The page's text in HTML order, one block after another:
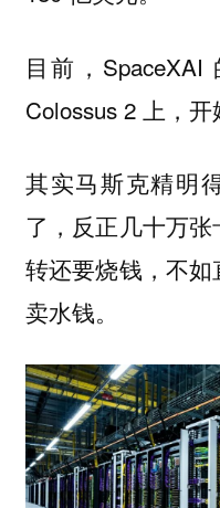
目前，
Colossus 2 上，开
其实马斯克精明
了，反正几十万
转还要烧钱，不
卖水钱。